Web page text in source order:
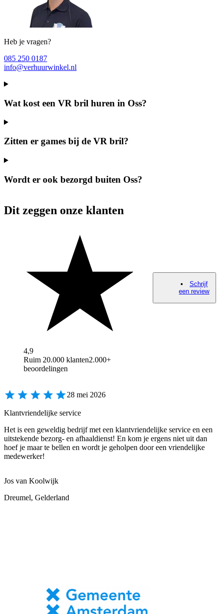
Heb je vragen?
085 250 0187
info@verhuurwinkel.nl
Wat kost een VR bril huren in Oss?
Zitten er games bij de VR bril?
Wordt er ook bezorgd buiten Oss?
Dit zeggen onze klanten
4,9
Ruim 20.000 klanten2.000+
beoordelingen
Schrijf
een review
28 mei 2026
Klantvriendelijke service
Het is een geweldig bedrijf met een klantvriendelijke service en een
uitstekende bezorg- en afhaaldienst! En kom je ergens niet uit dan
hoef je maar te bellen en wordt je geholpen door een vriendelijke
medewerker!
Jos van Koolwijk
Dreumel, Gelderland